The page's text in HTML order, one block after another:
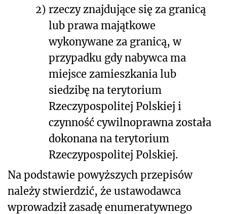
2) rzeczy znajdujące się za granicą
lub prawa majątkowe
wykonywane za granicą, w
przypadku gdy nabywca ma
miejsce zamieszkania lub
siedzibę na terytorium
Rzeczypospolitej Polskiej i
czynność cywilnoprawna została
dokonana na terytorium
Rzeczypospolitej Polskiej.
Na podstawie powyższych przepisów
należy stwierdzić, że ustawodawca
wprowadził zasadę enumeratywnego